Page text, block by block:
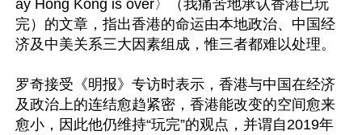
ay Hong Kong is over〉（我痛苦地承认香港已玩
完）的文章，指出香港的命运由本地政治、中国经
济及中美关系三大因素组成，惟三者都难以处理。
罗奇接受《明报》专访时表示，香港与中国在经济
及政治上的连结愈趋紧密，香港能改变的空间愈来
愈小，因此他仍维持“玩完”的观点，并谓自2019年